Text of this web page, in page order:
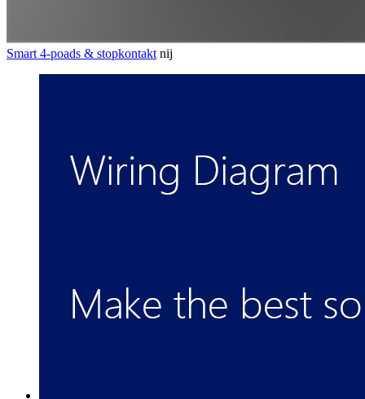
Smart 4-poads & stopkontakt nij